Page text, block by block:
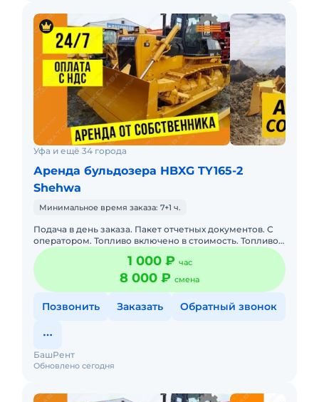
Уфа и ещё 34 города
Аренда бульдозера HBXG TY165-2
Shehwa
Минимальное время заказа: 7+1 ч.
Подача в день заказа. Пакет отчетных документов. С
оператором. Топливо включено в стоимость. Топливо
оплачивается отдельно. Долгосрочная аренда.
Краткосрочная а
1 000 ₽ час
8 000 ₽ смена
Позвонить Заказать Обратный звонок
Обновлено сегодня
БашРент